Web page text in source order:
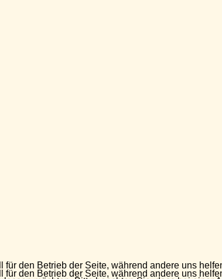
den Betrieb der Seite, während andere uns
den Betrieb der Seite, während andere uns